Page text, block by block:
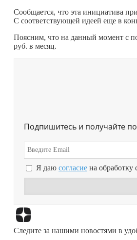
Сообщается, что эта инициатива
С соответствующей идеей еще в
Поясним, что на данный момент с
руб. в месяц.
Подпишитесь и получайте
Я даю согласие на обработку
Следите за нашими новостями в